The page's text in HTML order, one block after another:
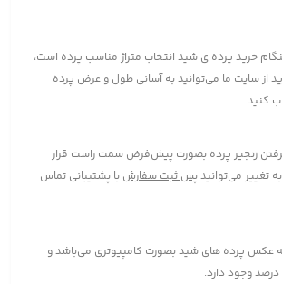
خرید پرده ی شید انتخاب متراژ مناسب پرده است،
از سایت ما می‌توانید به آسانی طول و عرض پرده
کنید.
زنجیر پرده بصورت پیش‌فرض سمت راست قرار
تغییر می‌توانیدپس ثبت سفارش با پشتیبانی تماس
عکس پرده های شید بصورت کامپیوتری می‌باشد و